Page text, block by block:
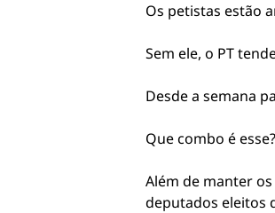
Os petistas estão
Sem ele, o PT
Desde a semana
Que combo é esse?
Além de manter
deputados eleitos